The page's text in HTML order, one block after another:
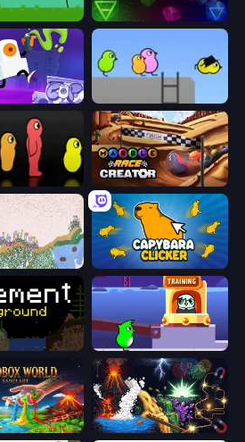
Alchemy
3 Marble Race Creator
Capybara Clicker
Duck Life: Space
Sandbox World: Sand Art Sandbox: Particle World